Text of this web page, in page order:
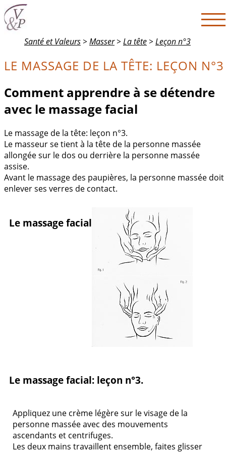
Santé et Valeurs > Masser> La tête > Leçon n°3
LE MASSAGE DE LA TÊTE: LEÇON N°3
Comment apprendre à se détendre
avec le massage facial
Le massage de la tête: leçon n°3.
Le masseur se tient à la tête de la personne massée
allongée sur le dos ou derrière la personne massée
assise.
Avant le massage des paupières, la personne massée doit
enlever ses verres de contact.
Le massage facial
Le massage facial: leçon n°3.
Appliquez une crème légère sur le visage de la
personne massée avec des mouvements
ascendants et centrifuges.
Les deux mains travaillent ensemble, faites glisser